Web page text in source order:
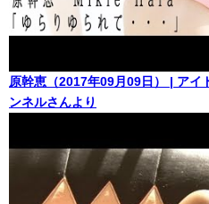
原幹恵（2017年09月09日） | アイ
ンネルさんより